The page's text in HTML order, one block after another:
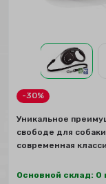
-30%
Уникальное
свободе для
современная
Основной склад: 0